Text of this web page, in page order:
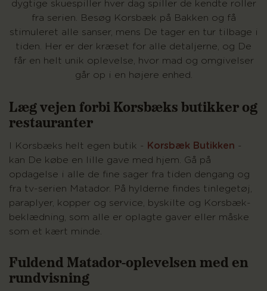
dygtige skuespiller hver dag spiller de kendte roller
fra serien. Besøg Korsbæk på Bakken og få
stimuleret alle sanser, mens De tager en tur tilbage i
tiden. Her er der kræset for alle detaljerne, og De
får en helt unik oplevelse, hvor mad og omgivelser
går op i en højere enhed.
Læg vejen forbi Korsbæks butikker og
restauranter
I Korsbæks helt egen butik - Korsbæk Butikken -
kan De købe en lille gave med hjem. Gå på
opdagelse i alle de fine sager fra tiden dengang og
fra tv-serien Matador. På hylderne findes tinlegetøj,
paraplyer, kopper og service, byskilte og Korsbæk-
beklædning, som alle er oplagte gaver eller måske
som et kært minde.
Fuldend Matador-oplevelsen med en
rundvisning